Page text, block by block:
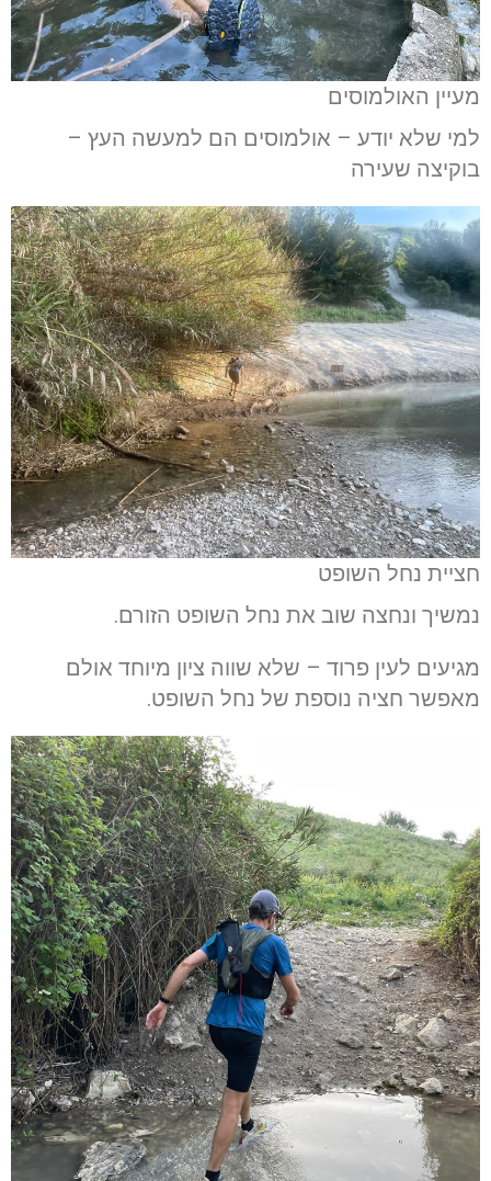
מעיין האולמוסים
למי שלא יודע – אולמוסים הם למעשה העץ –
בוקיצה שעירה
חציית נחל השופט
נמשיך ונחצה שוב את נחל השופט הזורם.
מגיעים לעין פרוד – שלא שווה ציון מיוחד אולם
מאפשר חציה נוספת של נחל השופט.